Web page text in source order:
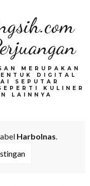
MERUPAKAN
DIGITAL
SEPUTAR
KULINER
LAINNYA
Harbolnas.